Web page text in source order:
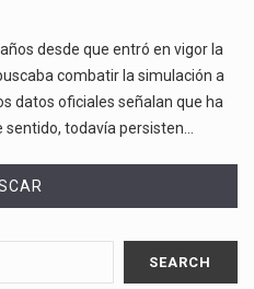
desde que entró en vigor la
combatir la simulación a
datos oficiales señalan que ha
todavía persisten…